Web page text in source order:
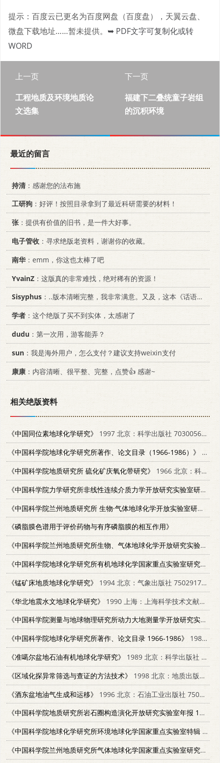
提示：百度云已更名为百度网盘（百度盘），天翼云盘、
微盘下载地址……暂未提供。 ➥ PDF文字可复制化或转
WORD
上一页
工程地质及环境地质论
文选集
下一页
福建下二叠统童子岩组
的沉积环境
最近的留言
持清 ：感谢您的法布施
工研狗 ：好评！按照目录拿到了最近科研需要的材料！
张：提供有价值的旧书，是一件大好事。
电子管收 ：寻求绝版老资料，谢谢你的收藏。
南华：emm，你这也太棒了吧
YvainZ ：这版真的非常难找，绝对稀有的资源！
Sisyphus ：..版本清晰完整，我非常满意。又及，这本《话语的真相》...
学者 ：这个绝版了买不到实体，太感谢了
dudu ：第一次用，游客能弄？
sun ：我是海外用户，怎么支付？建议支持weixin支付
康康 ：内容清晰、很平整、完整，点赞👍 感谢~
相关绝版资料
《中国同位素地球化学研究》
1997 北京：科学出版社 7030056531
《中国科学院地球化学研究所著作、论文目录（1966-1986）》
《中国科学院地质研究所 硫化矿庆氧化带研究》
1966 北京：科学出版社
《中国科学院力学研究所非线性连续介质力学开放研究实验室研究论文集 1988-1990》
《中国科学院兰州地质研究所 生物·气体地球化学开放实验室研究年报 1986》
《磷脂膜色谱用于评价药物与有序磷脂膜的相互作用》
《中国科学院兰州地质研究所生物、气体地球化学开放研究实验室研究年报 1988-1989》
《中国科学院地球化学研究所有机地球化学国家重点实验室研究年报 1989-1990》
《锰矿床地质地球化学研究》
1994 北京：气象出版社 7502917454
《华北地震水文地球化学研究》
1990 上海：上海科学技术文献出版社 7805136100
《中国科学院测量与地球物理研究所动力大地测量学开放研究实验室年报 1989-1990》
《中国科学院地球化学研究所著作、论文目录 1966-1986》
1986 北京：科学技术文献出版社；重庆分社 17176·435
《准噶尔盆地石油有机地球化学研究》
1989 北京：科学出版社 703001006X
《区域化探异常筛选与查证的方法技术》
1998 北京：地质出版社 7116026339
《酒东盆地油气生成和运移》
1996 北京：石油工业出版社 7502117083
《中国科学院地质研究所岩石圈构造演化开放研究实验室年报 1989-1990》
《中国科学院地球化学研究所环境地球化学国家重点实验室特辑 1988-1994》
《中国科学院兰州地质研究所气体地球化学国家重点实验室研究年报 1990-1992》